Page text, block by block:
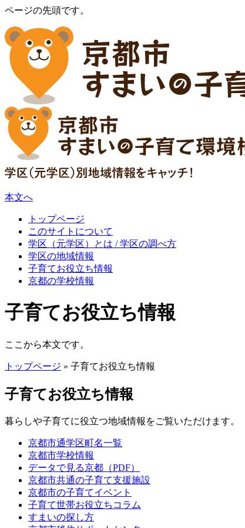
ページの先頭です。
本文へ
トップページ
このサイトについて
学区（元学区）とは / 学区の調べ方
学区の地域情報
子育てお役立ち情報
京都の学校情報
子育てお役立ち情報
ここから本文です。
トップページ » 子育てお役立ち情報
子育てお役立ち情報
暮らしや子育てに役立つ地域情報をご覧いただけます。
京都市通学区町名一覧
京都市学校情報
データで見る京都（PDF）
京都市共通の子育て支援施設
京都市の子育てイベント
子育て世帯お役立ちコラム
すまいの探し方